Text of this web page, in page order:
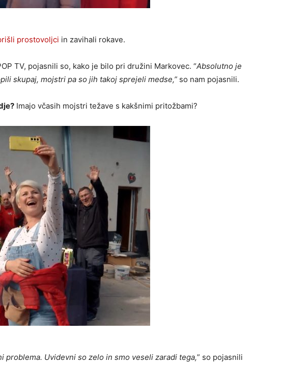
prostovoljci in zavihali rokave.
TV, pojasnili so, kako je bilo pri družini Markovec. “Absolutno je
skupaj, mojstri pa so jih takoj sprejeli medse,” so nam pojasnili.
Imajo včasih mojstri težave s kakšnimi pritožbami?
problema. Uvidevni so zelo in smo veseli zaradi tega,” so pojasnili